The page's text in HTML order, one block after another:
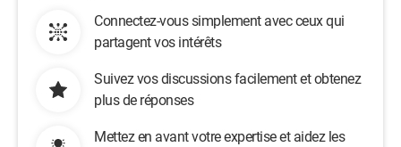
Connectez-vous simplement avec ceux qui
partagent vos intérêts
Suivez vos discussions facilement et obtenez
plus de réponses
Mettez en avant votre expertise et aidez les